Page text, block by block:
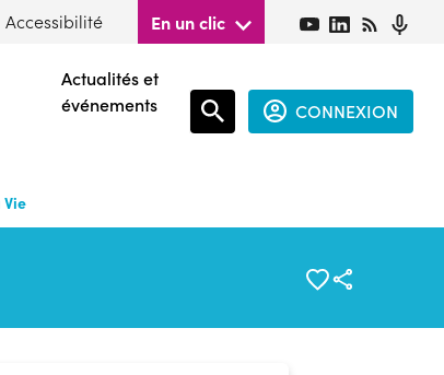
Accessibilité En un clic
Actualités et
événements
CONNEXION